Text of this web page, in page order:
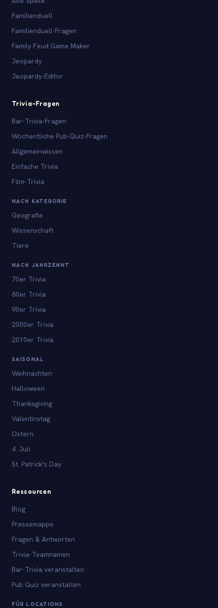
Familienduell
Familienduell-Fragen
Family Feud Game Maker
Jeopardy
Jeopardy-Editor
Trivia-Fragen
Bar-Trivia-Fragen
Wöchentliche Pub-Quiz-Fragen
Allgemeinwissen
Einfache Trivia
Film-Trivia
NACH KATEGORIE
Geografie
Wissenschaft
Tiere
NACH JAHRZEHNT
70er Trivia
80er Trivia
90er Trivia
2000er Trivia
2010er Trivia
SAISONAL
Weihnachten
Halloween
Thanksgiving
Valentinstag
Ostern
4. Juli
St. Patrick's Day
Ressourcen
Blog
Pressemappe
Fragen & Antworten
Trivia-Teamnamen
Bar-Trivia veranstalten
Pub Quiz veranstalten
FÜR LOCATIONS